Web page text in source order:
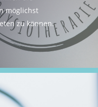
möglichst
zu können.